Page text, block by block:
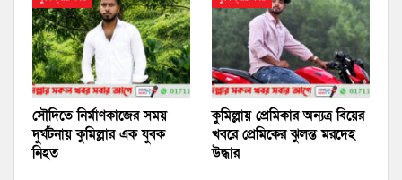
সৌদিতে নির্মাণকাজের সময়
দুর্ঘটনায় কুমিল্লার এক যুবক
নিহত
কুমিল্লায় প্রেমিকার অন্যত্র বিয়ের
খবরে প্রেমিকের ঝুলন্ত মরদেহ
উদ্ধার